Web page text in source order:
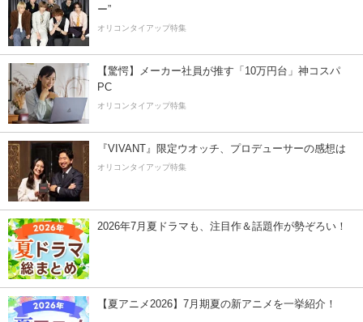
ー”
オリコンタイアップ特集
【驚愕】メーカー社員が推す「10万円台」神コスパ
PC
オリコンタイアップ特集
『VIVANT』限定ウオッチ、プロデューサーの感想は
オリコンタイアップ特集
2026年7月夏ドラマも、注目作＆話題作が勢ぞろい！
【夏アニメ2026】7月期夏の新アニメを一挙紹介！